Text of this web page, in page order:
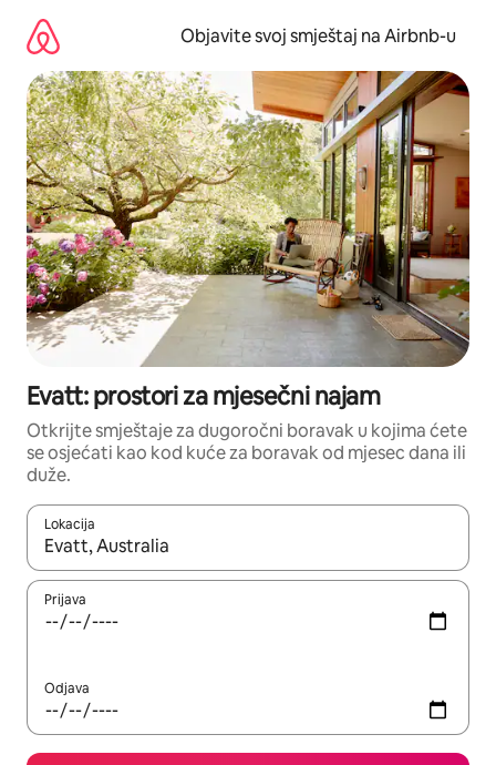
sadržaj
Objavite svoj smještaj na Airbnb-u
Evatt: prostori za mjesečni najam
Otkrijte smještaje za dugoročni boravak u kojima ćete
se osjećati kao kod kuće za boravak od mjesec dana ili
duže.
Lokacija
Kad su rezultati dostupni, možete da se krećete kroz njih
Prijava
Odjava